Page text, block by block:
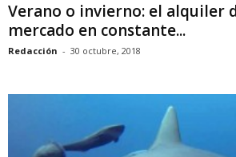
Verano o invierno: el alquiler
mercado en constante...
Redacción - 30 octubre, 2018